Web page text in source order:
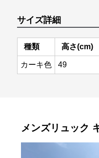
サイズ詳細
種類 高さ(cm)
カーキ色 49
メンズリュック